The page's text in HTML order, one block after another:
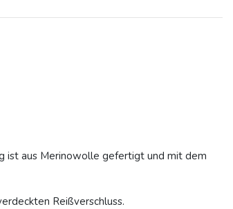
ist aus Merinowolle gefertigt und mit dem
Reißverschluss.